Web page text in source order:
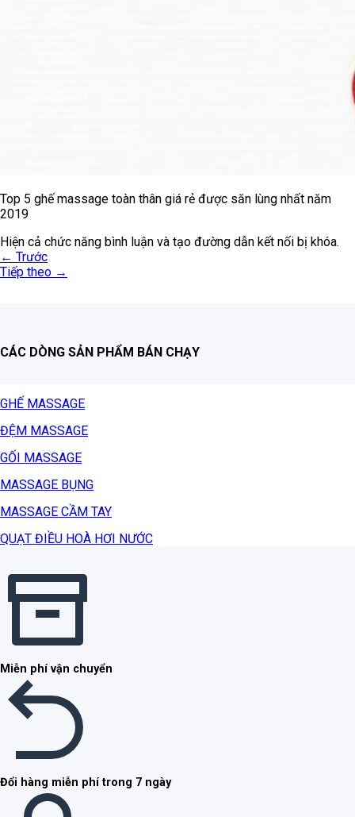
Top 5 ghế massage toàn thân giá rẻ được săn lùng nhất năm
2019
Hiện cả chức năng bình luận và tạo đường dẫn kết nối bị khóa.
← Trước
Tiếp theo →
CÁC DÒNG SẢN PHẨM BÁN CHẠY
GHẾ MASSAGE
ĐỆM MASSAGE
GỐI MASSAGE
MASSAGE BỤNG
MASSAGE CẦM TAY
QUẠT ĐIỀU HOÀ HƠI NƯỚC
Miễn phí vận chuyển
Đổi hàng miễn phí trong 7 ngày